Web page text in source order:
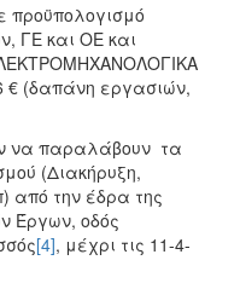
προϋπολογισμό
ΓΕ και ΟΕ και
€ (δαπάνη εργασιών,
να παραλάβουν τα
(Διακήρυξη,
από την έδρα της
Έργων, οδός
[4], μέχρι τις 11-4-